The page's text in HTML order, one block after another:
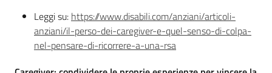
Leggi su: https://www.disabili.com/anziani/articoli-
anziani/il-perso-dei-caregiver-e-quel-senso-di-colpa-
nel-pensare-di-ricorrere-a-una-rsa